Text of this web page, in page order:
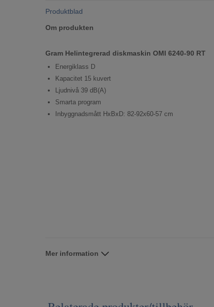
Produktblad
Om produkten
Gram Helintegrerad diskmaskin OMI 6240-90 RT
Energiklass D
Kapacitet 15 kuvert
Ljudnivå 39 dB(A)
Smarta program
Inbyggnadsmått HxBxD: 82-92x60-57 cm
Mer information